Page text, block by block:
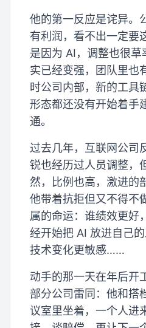
他的第一反应是诧异。
有利润，看不出一定要
是因为 AI，调整也很
实已经变强，团队里也
时公司内部，新的工具
形态都还没有开始着手
通。
过去几年，互联网公司
锐也经历过人员调整，
然，比例也高，激进的
他带着抗拒但又不得不
属的命运：谁绩效更好
经开始把 AI 放进自己
技术变化更敏感……
动手的那一天在年后开
部分公司雷同：他和搭
议室里坐着，一个人进